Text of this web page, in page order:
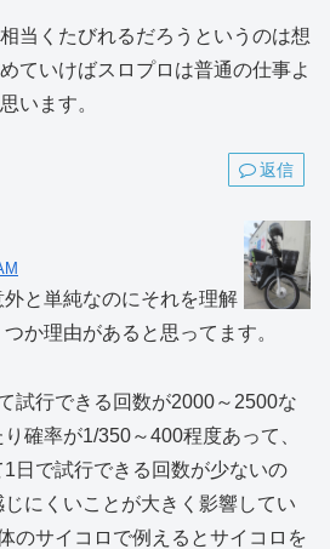
当くたびれるだろうというのは想
ていけばスロプロは普通の仕事よ
います。
返信
と単純なのにそれを理解
か理由があると思ってます。
試行できる回数が2000～2500な
確率が1/350～400程度あって、
日で試行できる回数が少ないの
にくいことが大きく影響してい
のサイコロで例えるとサイコロを